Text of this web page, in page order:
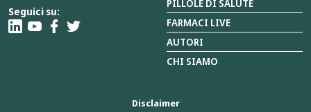
Seguici su:
Disclaimer
PILLOLE DI SALUTE
FARMACI LIVE
AUTORI
CHI SIAMO